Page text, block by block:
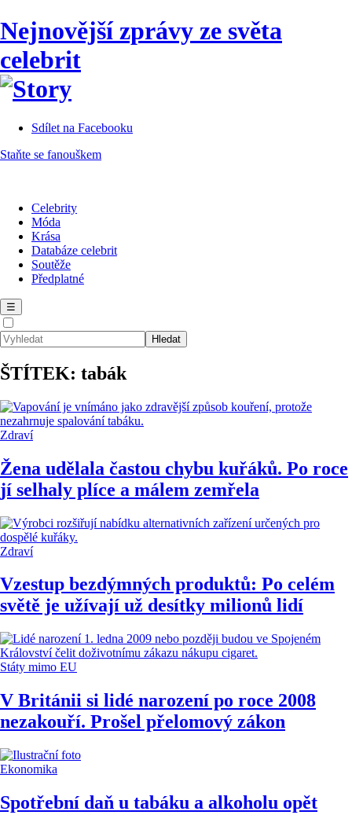
Nejnovější zprávy ze světa
celebrit
Sdílet na Facebooku
Staňte se fanouškem
Celebrity
Móda
Krása
Databáze celebrit
Soutěže
Předplatné
☰
ŠTÍTEK: tabák
Zdraví
Žena udělala častou chybu kuřáků. Po roce
jí selhaly plíce a málem zemřela
Zdraví
Vzestup bezdýmných produktů: Po celém
světě je užívají už desítky milionů lidí
Státy mimo EU
V Británii si lidé narození po roce 2008
nezakouří. Prošel přelomový zákon
Ekonomika
Spotřební daň u tabáku a alkoholu opět